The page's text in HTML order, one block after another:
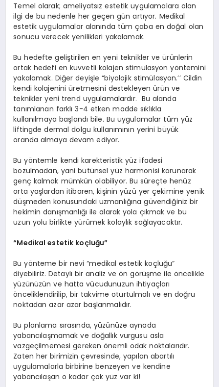
Temel olarak; ameliyatsız estetik uygulamalara olan
ilgi de bu nedenle her geçen gün artıyor. Medikal
estetik uygulamalar alanında tüm çaba en doğal olan
sonucu verecek yenilikleri yakalamak.
Bu hedefte geliştirilen en yeni teknikler ve ürünlerin
ortak hedefi en kuvvetli kolajen stimülasyon yöntemini
yakalamak. Diğer deyişle “biyolojik stimülasyon.’’ Cildin
kendi kolajenini üretmesini destekleyen ürün ve
teknikler yeni trend uygulamalardır. Bu alanda
tanımlanan farklı 3-4 etken madde sıklıkla
kullanılmaya başlandı bile. Bu uygulamalar tüm yüz
liftingde dermal dolgu kullanımının yerini büyük
oranda almaya devam ediyor.
Bu yöntemle kendi karekteristik yüz ifadesi
bozulmadan, yani bütünsel yüz harmonisi korunarak
genç kalmak mümkün olabiliyor. Bu süreçte henüz
orta yaşlardan itibaren, kişinin yüzü yer çekimine yenik
düşmeden konusundaki uzmanlığına güvendiğiniz bir
hekimin danışmanlığı ile alarak yola çıkmak ve bu
uzun yolu birlikte yürümek kolaylık sağlayacaktır.
“Medikal estetik koçluğu”
Bu yönteme bir nevi “medikal estetik koçluğu”
diyebiliriz. Detaylı bir analiz ve ön görüşme ile öncelikle
yüzünüzün ve hatta vücudunuzun ihtiyaçları
önceliklendirilip, bir takvime oturtulmalı ve en doğru
noktadan azar azar başlanmalıdır.
Bu planlama sırasında, yüzünüze aynada
yabancılaşmamak ve doğallık vurgusu asla
vazgeçilmemesi gereken önemli odak noktalarıdır.
Zaten her birimizin çevresinde, yapılan abartılı
uygulamalarla birbirine benzeyen ve kendine
yabancılaşan o kadar çok yüz var ki!